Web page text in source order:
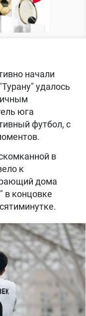
начали
удалось
юга
футбол, с
в
к
дома
в концовке